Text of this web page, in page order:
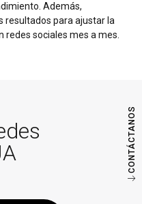
CONTÁCTANOS
Además,
resultados para ajustar la
redes sociales mes a mes.